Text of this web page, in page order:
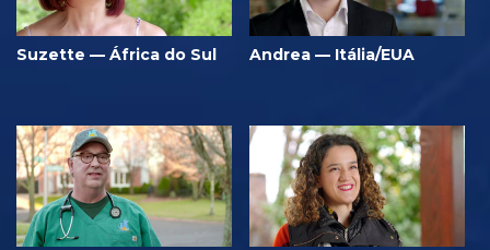
Suzette — África do Sul Andrea — Itália/EUA